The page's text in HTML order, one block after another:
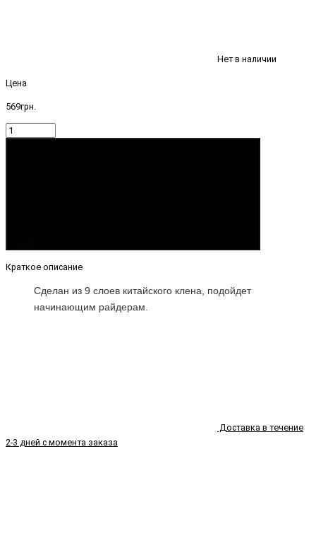
Нет в наличии
Цена
569грн.
Краткое описание
Сделан из 9 слоев китайского клена, подойдет
начинающим райдерам.
Доставка в течение
2-3 дней с момента заказа